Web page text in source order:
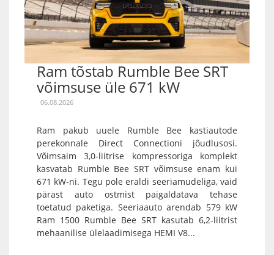
Ram tõstab Rumble Bee SRT
võimsuse üle 671 kW
06.08.2026
Ram pakub uuele Rumble Bee kastiautode
perekonnale Direct Connectioni jõudlusosi.
Võimsaim 3,0-liitrise kompressoriga komplekt
kasvatab Rumble Bee SRT võimsuse enam kui
671 kW-ni. Tegu pole eraldi seeriamudeliga, vaid
pärast auto ostmist paigaldatava tehase
toetatud paketiga. Seeriaauto arendab 579 kW
Ram 1500 Rumble Bee SRT kasutab 6,2-liitrist
mehaanilise ülelaadimisega HEMI V8...